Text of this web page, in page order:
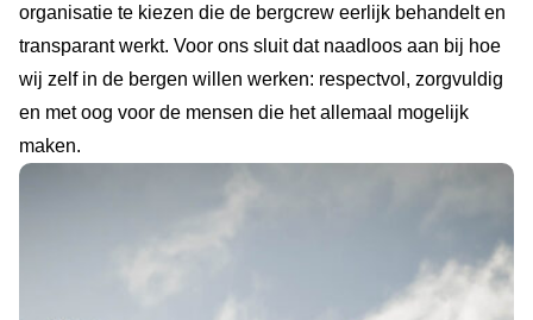
organisatie te kiezen die de bergcrew eerlijk behandelt en
transparant werkt. Voor ons sluit dat naadloos aan bij hoe
wij zelf in de bergen willen werken: respectvol, zorgvuldig
en met oog voor de mensen die het allemaal mogelijk
maken.